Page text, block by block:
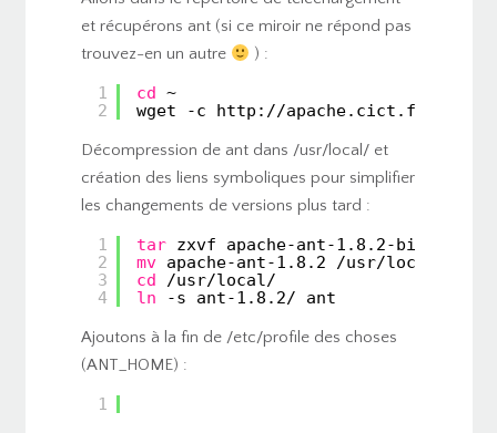
et récupérons ant (si ce miroir ne répond pas
trouvez-en un autre
) :
1
2
cd ~
wget -c http: //apache.cict.fr
Décompression de ant dans /usr/local/ et
création des liens symboliques pour simplifier
les changements de versions plus tard :
1
2
3
4
tar zxvf apache-ant-1.8.2-bin.
mv apache-ant-1.8.2 /usr/local/ant-1
cd
/usr/local/
ln
-s ant-1.8.2/ ant
Ajoutons à la fin de /etc/profile des choses
(ANT_HOME) :
1